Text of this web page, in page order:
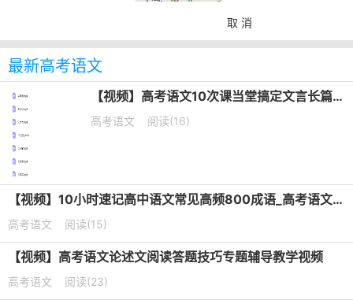
取 消
最新高考语文
【视频】高考语文10次课当堂搞定文言长篇默写培训课程
高考语文 阅读(16)
【视频】10小时速记高中语文常见高频800成语_高考语文成语专题课
高考语文 阅读(15)
【视频】高考语文论述文阅读答题技巧专题辅导教学视频
高考语文 阅读(23)